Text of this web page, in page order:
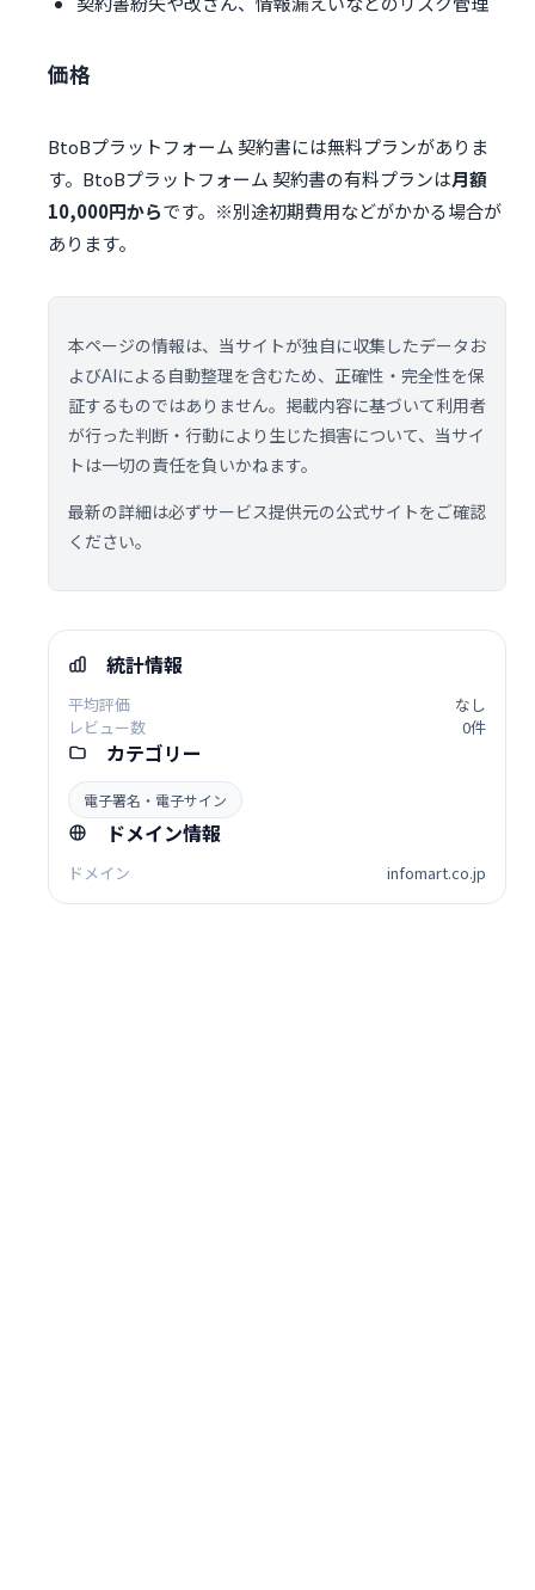
価格
BtoBプラットフォーム 契約書には無料プランがありま
す。BtoBプラットフォーム 契約書の有料プランは月額
10,000円からです。※別途初期費用などがかかる場合が
あります。
本ページの情報は、当サイトが独自に収集したデータお
よびAIによる自動整理を含むため、正確性・完全性を保
証するものではありません。掲載内容に基づいて利用者
が行った判断・行動により生じた損害について、当サイ
トは一切の責任を負いかねます。
最新の詳細は必ずサービス提供元の公式サイトをご確認
ください。
統計情報
平均評価
なし
レビュー数
0件
カテゴリー
電子署名・電子サイン
ドメイン情報
ドメイン infomart.co.jp